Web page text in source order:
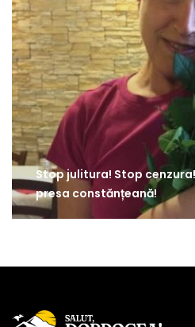
Stop julitura! Stop
presa constănțeană!